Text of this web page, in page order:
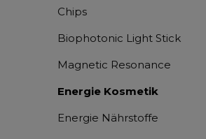
Chips
Biophotonic Light Stick
Magnetic Resonance
Energie Kosmetik
Energie Nährstoffe